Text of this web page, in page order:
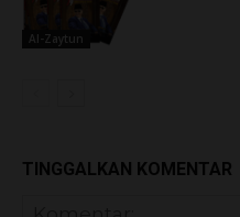
Al-Zaytun
TINGGALKAN KOMENTAR